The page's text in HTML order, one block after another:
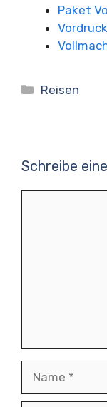
Paket
Kategorien
Reisen
Schreibe